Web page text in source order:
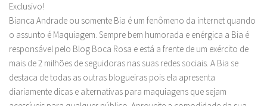
Exclusivo!
Bianca Andrade ou somente Bia é um fenômeno da internet quando
o assunto é Maquiagem. Sempre bem humorada e enérgica a Bia é
responsável pelo Blog Boca Rosa e está a frente de um exército de
mais de 2 milhões de seguidoras nas suas redes sociais. A Bia se
destaca de todas as outras blogueiras pois ela apresenta
diariamente dicas e alternativas para maquiagens que sejam